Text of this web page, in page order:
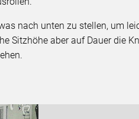
nach unten zu stellen, um
Sitzhöhe aber auf Dauer die